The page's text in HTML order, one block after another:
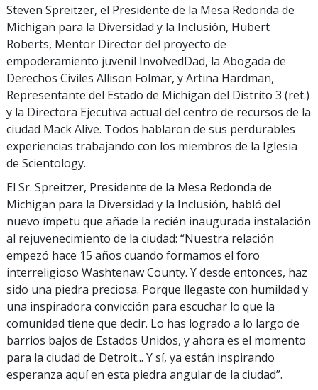
Steven Spreitzer, el Presidente de la Mesa Redonda de
Michigan para la Diversidad y la Inclusión, Hubert
Roberts, Mentor Director del proyecto de
empoderamiento juvenil InvolvedDad, la Abogada de
Derechos Civiles Allison Folmar, y Artina Hardman,
Representante del Estado de Michigan del Distrito 3 (ret.)
y la Directora Ejecutiva actual del centro de recursos de la
ciudad Mack Alive. Todos hablaron de sus perdurables
experiencias trabajando con los miembros de la Iglesia
de Scientology.
El Sr. Spreitzer, Presidente de la Mesa Redonda de
Michigan para la Diversidad y la Inclusión, habló del
nuevo ímpetu que añade la recién inaugurada instalación
al rejuvenecimiento de la ciudad: “Nuestra relación
empezó hace 15 años cuando formamos el foro
interreligioso Washtenaw County. Y desde entonces, haz
sido una piedra preciosa. Porque llegaste con humildad y
una inspiradora convicción para escuchar lo que la
comunidad tiene que decir. Lo has logrado a lo largo de
barrios bajos de Estados Unidos, y ahora es el momento
para la ciudad de Detroit... Y sí, ya están inspirando
esperanza aquí en esta piedra angular de la ciudad”.